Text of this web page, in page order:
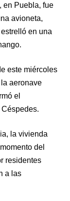
en Puebla, fue
avioneta,
en una
este miércoles
aeronave
el
la vivienda
del
residentes
a las